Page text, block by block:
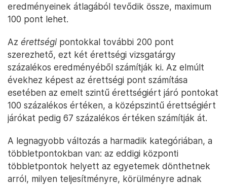
eredményeinek átlagából tevődik össze, maximum
100 pont lehet.
Az érettségipontokkal további 200 pont
szerezhető, ezt két érettségi vizsgatárgy
százalékos eredményéből számítják ki. Az elmúlt
évekhez képest az érettségi pont számítása
esetében az emelt szintű érettségiért járó pontokat
100 százalékos értéken, a középszintű érettségiért
járókat pedig 67 százalékos értéken számítják át.
A legnagyobb változás a harmadik kategóriában, a
többletpontokban van: az eddigi központi
többletpontok helyett az egyetemek dönthetnek
arról, milyen teljesítményre, körülményre adnak